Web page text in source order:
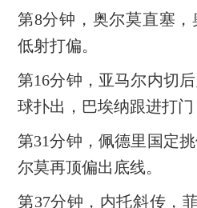
第8分钟，奥尔莫直塞
低射打偏。
第16分钟，亚马尔内切
球扑出，巴埃纳跟进打门
第31分钟，佩德里国定
尔莫再顶偏出底线。
第37分钟，内托斜传，